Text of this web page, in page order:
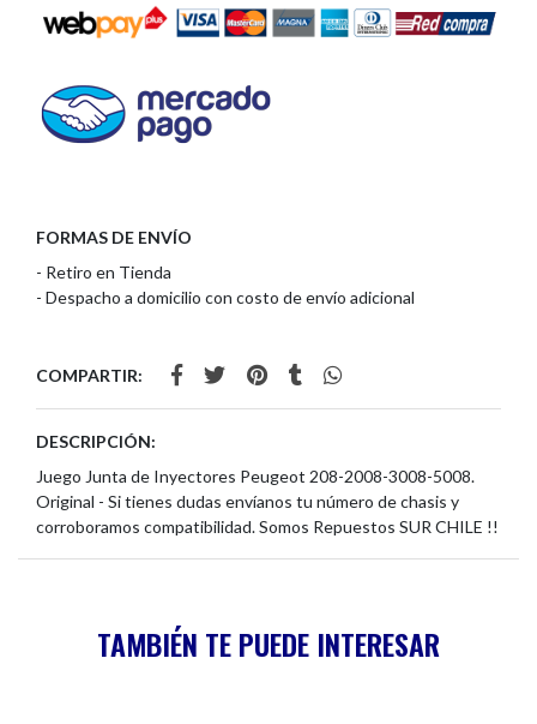
FORMAS DE ENVÍO
- Retiro en Tienda
- Despacho a domicilio con costo de envío adicional
COMPARTIR:
DESCRIPCIÓN:
Juego Junta de Inyectores Peugeot 208-2008-3008-5008.
Original - Si tienes dudas envíanos tu número de chasis y
corroboramos compatibilidad. Somos Repuestos SUR CHILE !!
TAMBIÉN TE PUEDE INTERESAR